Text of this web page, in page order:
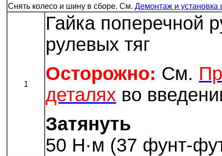
Снять колесо и шину в сборе. См.Демонтаж и установка
1
Гайка поперечной
рулевых тяг
Осторожно: См.
деталях во
Затянуть
50 Н·м (37 фунт-